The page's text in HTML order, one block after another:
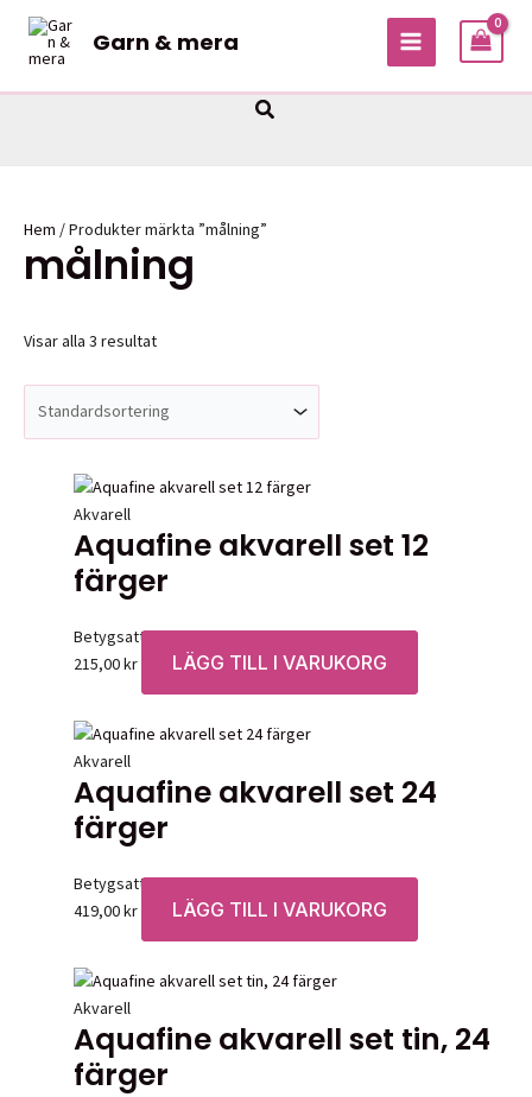
Hoppa
innehåll
Garn & mera
MAIN
Sök
Hem / Produkter märkta ”målning”
målning
Visar alla 3 resultat
Akvarell
Aquafine akvarell set 12
färger
Betygsatt0av 5
215,00kr LÄGG TILL I VARUKORG
Akvarell
Aquafine akvarell set 24
färger
Betygsatt0av 5
419,00kr LÄGG TILL I VARUKORG
Akvarell
Aquafine akvarell set tin, 24
färger